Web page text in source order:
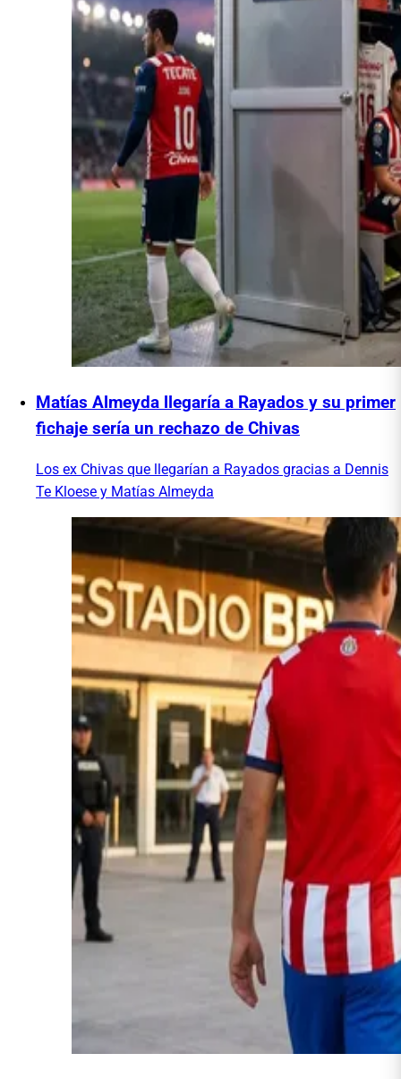
Matías Almeyda llegaría a Rayados y su primer
fichaje sería un rechazo de Chivas
Los ex Chivas que llegarían a Rayados gracias a Dennis
Te Kloese y Matías Almeyda